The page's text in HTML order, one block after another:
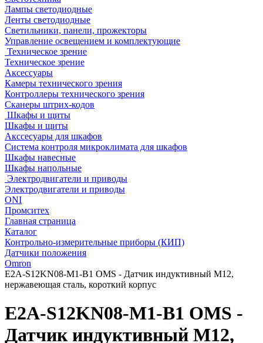
Лампы светодиодные
Ленты светодиодные
Светильники, панели, прожекторы
Управление освещением и комплектующие
Техническое зрение
Техническое зрение
Аксессуары
Камеры технического зрения
Контроллеры технического зрения
Сканеры штрих-кодов
Шкафы и щиты
Шкафы и щиты
Акссесуары для шкафов
Система контроля микроклимата для шкафов
Шкафы навесные
Шкафы напольные
Электродвигатели и приводы
Электродвигатели и приводы
ONI
Промситех
Главная страница
Каталог
Контрольно-измерительные приборы (КИП)
Датчики положения
Omron
E2A-S12KN08-M1-B1 OMS - Датчик индуктивный M12,
нержавеющая сталь, короткий корпус
E2A-S12KN08-M1-B1 OMS -
Датчик индуктивный M12,